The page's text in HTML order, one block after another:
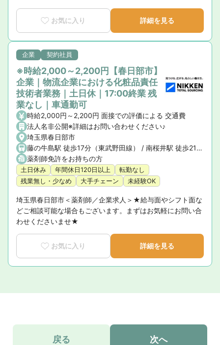
お気に入り 詳細を見る
企業 契約社員
※時給2,000～2,200円【春日部市】
企業｜物流企業における化粧品責任
技術者業務｜土日休｜17:00終業 残
業なし｜車通勤可
時給2,000円～2,200円 面接での評価による 交通費
法人名非公開※詳細はお問い合わせください♪
埼玉県春日部市
藤の牛島駅 徒歩17分（東武野田線） / 南桜井駅 徒歩21分（東武野田線）
薬剤師免許をお持ちの方
土日休み 年間休日120日以上
転勤なし
残業無し・少なめ
大手チェーン 未経験OK
埼玉県春日部市＜薬剤師／企業求人＞★給与面やシフト面な
どご相談可能な場合もございます。まずはお気軽にお問い合
わせくださいませ★
お気に入り 詳細を見る
戻る 次へ